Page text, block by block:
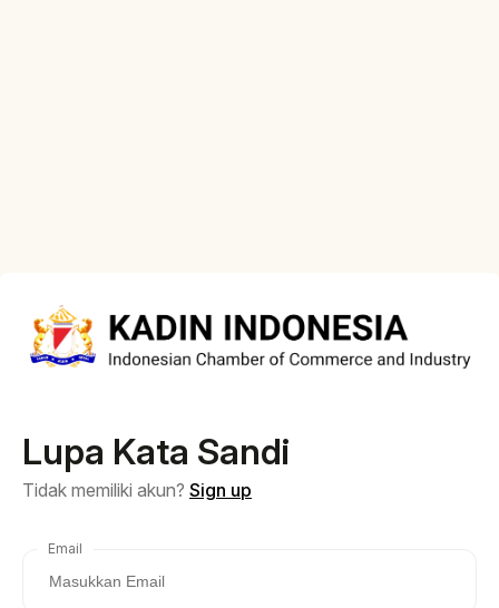
Lupa Kata Sandi
Tidak memiliki akun? Sign up
Email